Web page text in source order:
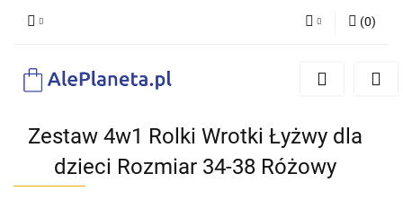
Zaloguj się
(0)
Zestaw 4w1 Rolki Wrotki Łyżwy dla
dzieci Rozmiar 34-38 Różowy